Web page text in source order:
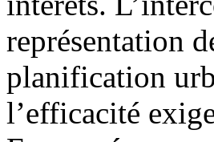
représentation
planification
l’efficacité